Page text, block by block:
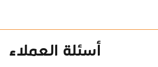
أسئلة العملاء